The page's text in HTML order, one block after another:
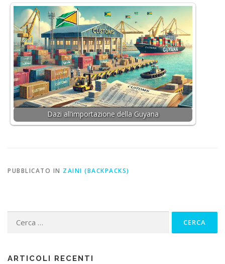
Dazi all’importazione della Guyana
PUBBLICATO IN ZAINI (BACKPACKS)
Ricerca
ARTICOLI RECENTI